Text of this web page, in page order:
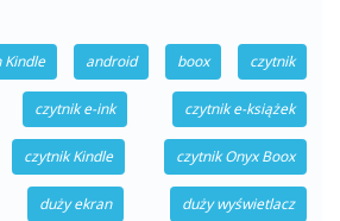
Kindle android boox czytnik
czytnik e-ink czytnik e-książek
czytnik Kindle czytnik Onyx Boox
duży ekran duży wyświetlacz